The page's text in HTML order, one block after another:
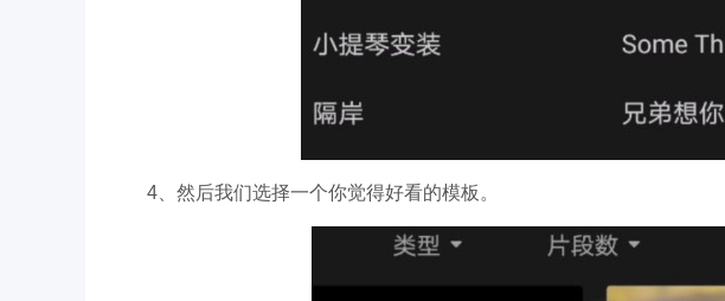
4、然后我们选择一个你觉得好看的模板。